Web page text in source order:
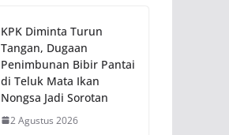
KPK Diminta Turun
Tangan, Dugaan
Penimbunan Bibir Pantai
di Teluk Mata Ikan
Nongsa Jadi Sorotan
2 Agustus 2026